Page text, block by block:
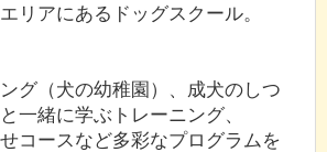
リアにあるドッグスクール。
グ（犬の幼稚園）、成犬のしつ
一緒に学ぶトレーニング、
コースなど多彩なプログラムを